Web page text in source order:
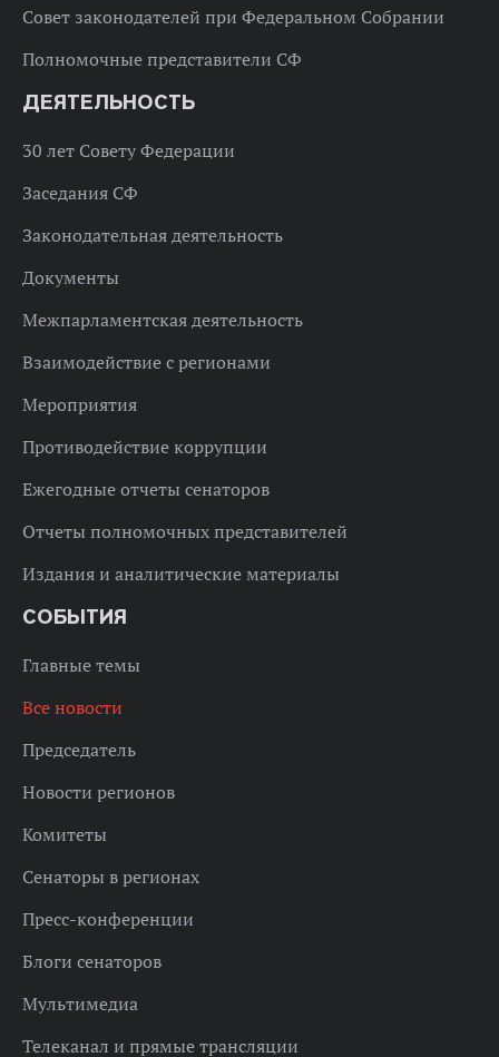
Совет законодателей при Федеральном Собрании
Полномочные представители СФ
ДЕЯТЕЛЬНОСТЬ
30 лет Совету Федерации
Заседания СФ
Законодательная деятельность
Документы
Межпарламентская деятельность
Взаимодействие с регионами
Мероприятия
Противодействие коррупции
Ежегодные отчеты сенаторов
Отчеты полномочных представителей
Издания и аналитические материалы
СОБЫТИЯ
Главные темы
Все новости
Председатель
Новости регионов
Комитеты
Сенаторы в регионах
Пресс-конференции
Блоги сенаторов
Мультимедиа
Телеканал и прямые трансляции